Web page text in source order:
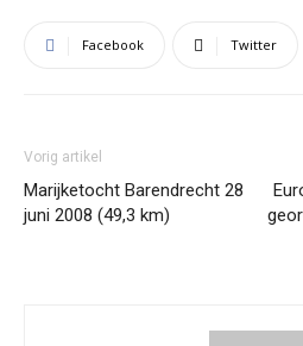
Facebook Twitter
Vorig artikel
Marijketocht Barendrecht 28
juni 2008 (49,3 km)